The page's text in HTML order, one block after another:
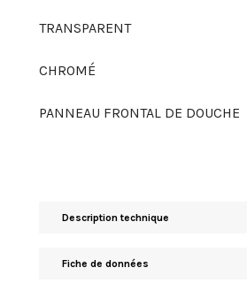
TRANSPARENT
CHROMÉ
PANNEAU FRONTAL DE DOUCHE
Description technique
Fiche de données